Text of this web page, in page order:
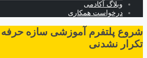
وبلاگ آکادمی
درخواست همکاری
شروع پلتفرم آموزشی سازه حرفه
تکرار نشدنی